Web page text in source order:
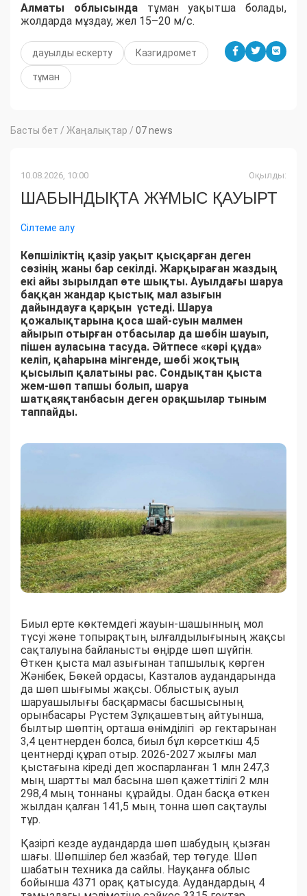
Алматы облысындатұман уақытша болады,
жолдарда мұздау, жел 15–20 м/с.
дауылды ескерту Казгидромет
тұман
Басты бет / Жаңалықтар / 07 news
10.08.2026, 10:00 Оқылды:
ШАБЫНДЫҚТА ЖҰМЫС ҚАУЫРТ
Сілтеме алу
Көпшіліктің қазір уақыт қысқарған деген
сөзінің жаны бар секілді. Жарқыраған жаздың
екі айы зырылдап өте шықты. Ауылдағы шаруа
баққан жандар қыстық мал азығын
дайындауға қарқын үстеді. Шаруа
қожалықтарына қоса шай-суын малмен
айырып отырған отбасылар да шөбін шауып,
пішен ауласына тасуда. Әйтпесе «кәрі құда»
келіп, қаһарына мінгенде, шөбі жоқтың
қысылып қалатыны рас. Сондықтан қыста
жем-шөп тапшы болып, шаруа
шатқаяқтанбасын деген орақшылар тыным
таппайды.
Биыл ерте көктемдегі жауын-шашынның мол
түсуі және топырақтың ылғалдылығының жақсы
сақталуына байланысты өңірде шөп шүйгін.
Өткен қыста мал азығынан тапшылық көрген
Жәнібек, Бөкей ордасы, Казталов аудандарында
да шөп шығымы жақсы. Облыстық ауыл
шаруашылығы басқармасы басшысының
орынбасары Рүстем Зұлқашевтың айтуынша,
былтыр шөптің орташа өнімділігі әр гектарынан
3,4 центнерден болса, биыл бұл көрсеткіш 4,5
центнерді құрап отыр. 2026-2027 жылғы мал
қыстағына кіреді деп жоспарланған 1 млн 247,3
мың шартты мал басына шөп қажеттілігі 2 млн
298,4 мың тоннаны құрайды. Одан басқа өткен
жылдан қалған 141,5 мың тонна шөп сақтаулы
тұр.
Қазіргі кезде аудандарда шөп шабудың қызған
шағы. Шөпшілер бел жазбай, тер төгуде. Шөп
шабатын техника да сайлы. Науқанға облыс
бойынша 4371 орақ қатысуда. Аудандардың 4